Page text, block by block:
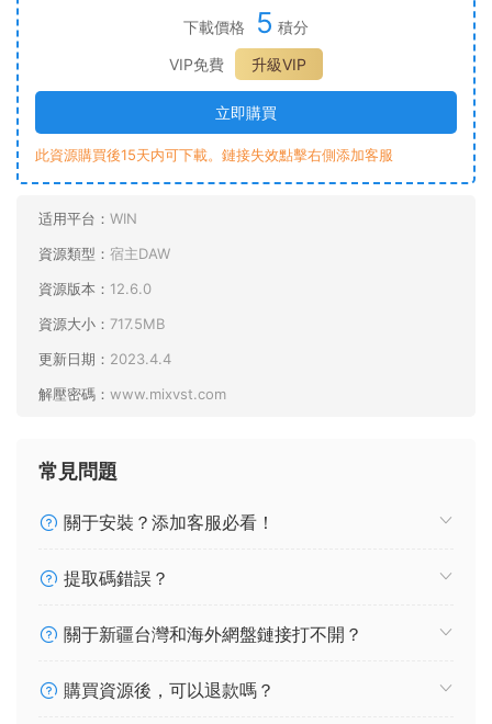
下載價格 5 積分
VIP免費
升級VIP
立即購買
此資源購買後15天内可下載。鏈接失效點擊右側添加客服
适用平台： WIN
資源類型： 宿主DAW
資源版本： 12.6.0
資源大小： 717.5MB
更新日期： 2023.4.4
解壓密碼： www.mixvst.com
常見問題
關于安裝？添加客服必看！
提取碼錯誤？
關于新疆台灣和海外網盤鏈接打不開？
購買資源後，可以退款嗎？